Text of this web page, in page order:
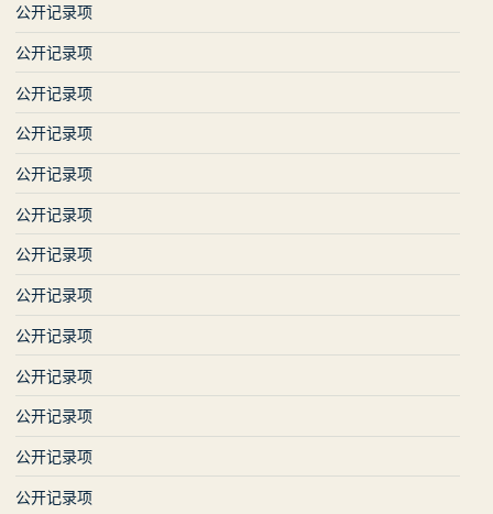
公开记录项
公开记录项
公开记录项
公开记录项
公开记录项
公开记录项
公开记录项
公开记录项
公开记录项
公开记录项
公开记录项
公开记录项
公开记录项